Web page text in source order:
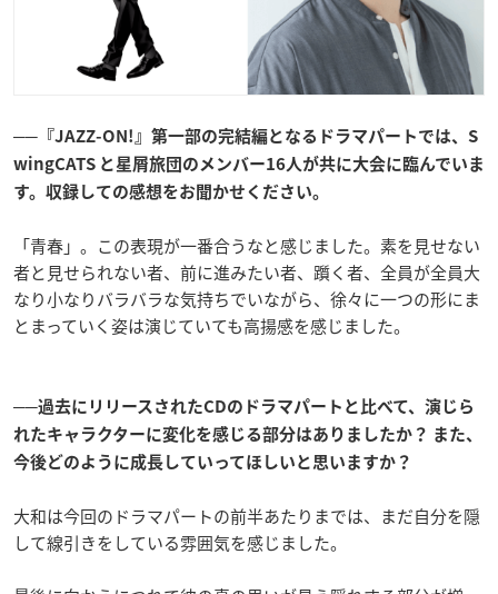
──『JAZZ-ON!』第一部の完結編となるドラマパートでは、S
wingCATS と星屑旅団のメンバー16人が共に大会に臨んでいま
す。収録しての感想をお聞かせください。
「青春」。この表現が一番合うなと感じました。素を見せない
者と見せられない者、前に進みたい者、躓く者、全員が全員大
なり小なりバラバラな気持ちでいながら、徐々に一つの形にま
とまっていく姿は演じていても高揚感を感じました。
──過去にリリースされたCDのドラマパートと比べて、演じら
れたキャラクターに変化を感じる部分はありましたか？ また、
今後どのように成長していってほしいと思いますか？
大和は今回のドラマパートの前半あたりまでは、まだ自分を隠
して線引きをしている雰囲気を感じました。